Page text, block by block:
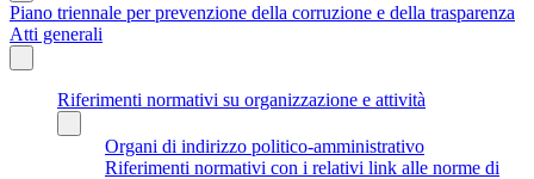
Piano triennale per prevenzione della corruzione e della trasparenza
Atti generali
Riferimenti normativi su organizzazione e attività
Organi di indirizzo politico-amministrativo
Riferimenti normativi con i relativi link alle norme di